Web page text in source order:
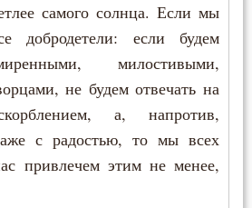
самого солнца. Если мы
добродетели: если будем
милостивыми,
не будем отвечать на
а, напротив,
с радостью, то мы всех
привлечем этим не менее,